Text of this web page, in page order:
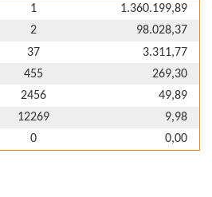
1
1.360.199,89
2
98.028,37
37
3.311,77
455
269,30
2456
49,89
12269
9,98
0 0,00